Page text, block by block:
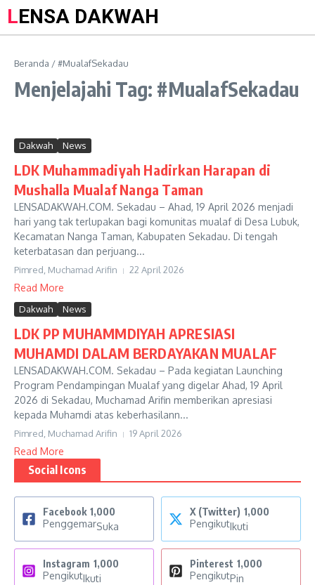
LENSA DAKWAH
Beranda /#MualafSekadau
Menjelajahi Tag: #MualafSekadau
Dakwah News
LDK Muhammadiyah Hadirkan Harapan di
Mushalla Mualaf Nanga Taman
LENSADAKWAH.COM. Sekadau – Ahad, 19 April 2026 menjadi
hari yang tak terlupakan bagi komunitas mualaf di Desa Lubuk,
Kecamatan Nanga Taman, Kabupaten Sekadau. Di tengah
keterbatasan dan perjuang...
Pimred, Muchamad Arifin 22 April 2026
Read More
Dakwah News
LDK PP MUHAMMDIYAH APRESIASI
MUHAMDI DALAM BERDAYAKAN MUALAF
LENSADAKWAH.COM. Sekadau – Pada kegiatan Launching
Program Pendampingan Mualaf yang digelar Ahad, 19 April
2026 di Sekadau, Muchamad Arifin memberikan apresiasi
kepada Muhamdi atas keberhasilann...
Pimred, Muchamad Arifin 19 April 2026
Read More
Social Icons
Facebook 1,000
PenggemarSuka
X (Twitter) 1,000
PengikutIkuti
Instagram 1,000
PengikutIkuti
Pinterest 1,000
PengikutPin